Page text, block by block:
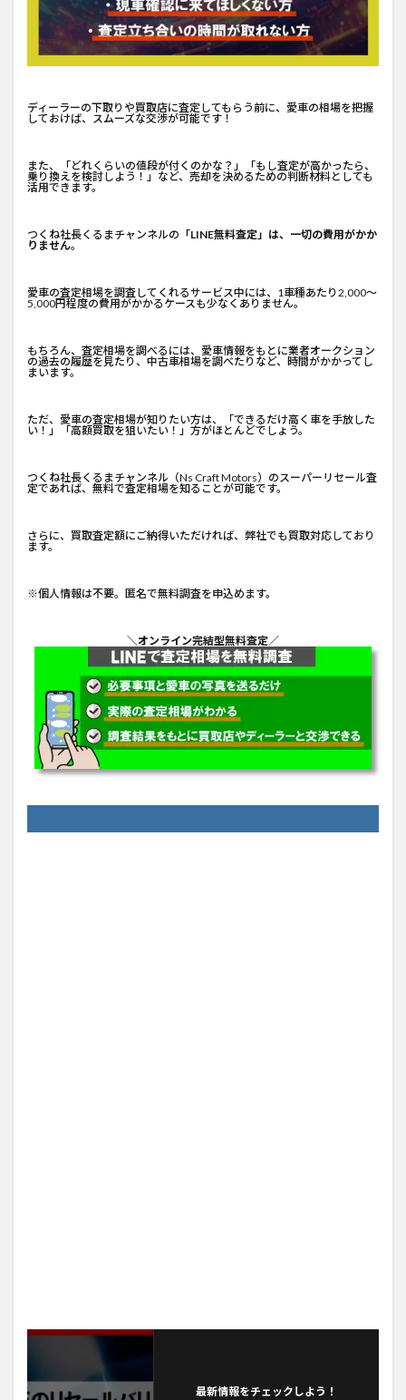
ディーラーの下取りや買取店に査定してもらう前に、愛車の相場を把握
しておけば、スムーズな交渉が可能です！
また、「どれくらいの値段が付くのかな？」「もし査定が高かったら、
乗り換えを検討しよう！」など、売却を決めるための判断材料としても
活用できます。
つくね社長くるまチャンネルの 「LINE無料査定」は、一切の費用がかか
りません。
愛車の査定相場を調査してくれるサービス中には、1車種あたり2,000～
5,000円程度の費用がかかるケースも少なくありません。
もちろん、査定相場を調べるには、愛車情報をもとに業者オークション
の過去の履歴を見たり、中古車相場を調べたりなど、時間がかかってし
まいます。
ただ、愛車の査定相場が知りたい方は、「できるだけ高く車を手放した
い！」「高額買取を狙いたい！」方がほとんどでしょう。
つくね社長くるまチャンネル （Ns Craft Motors）のスーパーリセール査
定であれば、無料で査定相場を知ることが可能です。
さらに、買取査定額にご納得いただければ、弊社でも買取対応しており
ます。
※個人情報は不要。匿名で無料調査を申込めます。
＼オンライン完結型無料査定／
最新情報をチェックしよう！